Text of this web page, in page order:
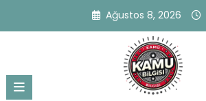
Ağustos 8, 2026